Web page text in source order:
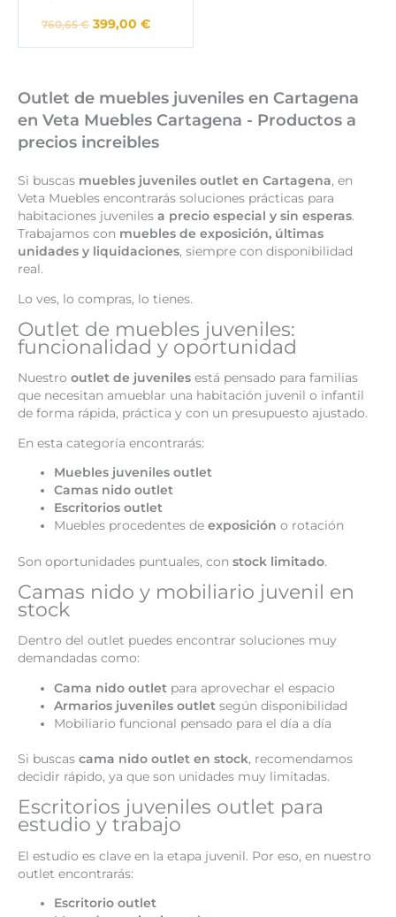
760,65€ 399,00€
Outlet de muebles juveniles en Cartagena
en Veta Muebles Cartagena - Productos a
precios increibles
Si buscas muebles juveniles outlet en Cartagena, en
Veta Muebles encontrarás soluciones prácticas para
habitaciones juveniles a precio especial y sin esperas.
Trabajamos con muebles de exposición, últimas
unidades y liquidaciones, siempre con disponibilidad
real.
Lo ves, lo compras, lo tienes.
Outlet de muebles juveniles:
funcionalidad y oportunidad
Nuestro outlet de juveniles está pensado para familias
que necesitan amueblar una habitación juvenil o infantil
de forma rápida, práctica y con un presupuesto ajustado.
En esta categoría encontrarás:
Muebles juveniles outlet
Camas nido outlet
Escritorios outlet
Muebles procedentes deexposición o rotación
Son oportunidades puntuales, con stock limitado.
Camas nido y mobiliario juvenil en
stock
Dentro del outlet puedes encontrar soluciones muy
demandadas como:
Cama nido outlet para aprovechar el espacio
Armarios juveniles outlet según disponibilidad
Mobiliario funcional pensado para el día a día
Si buscas cama nido outlet en stock, recomendamos
decidir rápido, ya que son unidades muy limitadas.
Escritorios juveniles outlet para
estudio y trabajo
El estudio es clave en la etapa juvenil. Por eso, en nuestro
outlet encontrarás:
Escritorio outlet